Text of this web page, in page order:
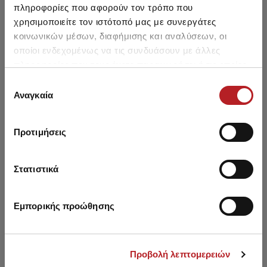
πληροφορίες που αφορούν τον τρόπο που
χρησιμοποιείτε τον ιστότοπό μας με συνεργάτες
κοινωνικών μέσων, διαφήμισης και αναλύσεων, οι
οποίοι ενδεχομένως να τις συνδυάσουν με άλλες
των υπηρεσιών τους.
συγκατάθεσης
Αναγκαία
Προτιμήσεις
Στατιστικά
Εμπορικής προώθησης
Προβολή λεπτομερειών
χάντρες
20,20 €14,45 €
18,10 €12,95 €
NEW